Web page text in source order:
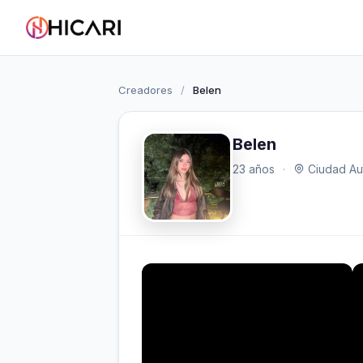
Creadores / Belen
Belen
23 años · Ciudad